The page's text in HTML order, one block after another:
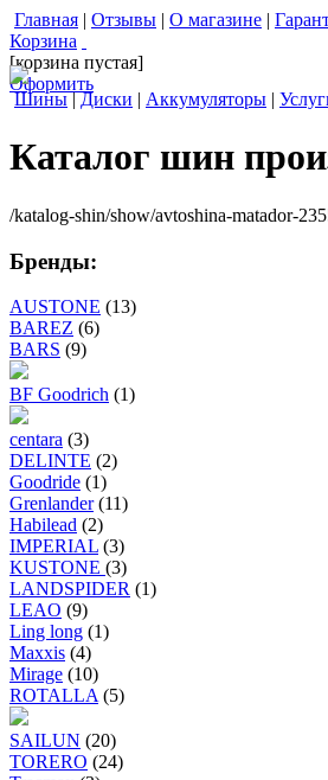
Главная | Отзывы | О магазине |
Корзина
[корзина пустая]
Оформить
Шины | Диски | Аккумуляторы |
Каталог шин
/katalog-shin/show/avtoshina-matador-
Бренды:
AUSTONE (13)
BAREZ (6)
BARS (9)
BF Goodrich (1)
centara (3)
DELINTE (2)
Goodride (1)
Grenlander (11)
Habilead (2)
IMPERIAL (3)
KUSTONE (3)
LANDSPIDER (1)
LEAO (9)
Ling long (1)
Maxxis (4)
Mirage (10)
ROTALLA (5)
SAILUN (20)
TORERO (24)